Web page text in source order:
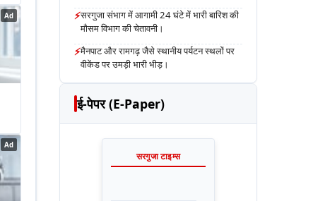
Ad
Ad
⚡सरगुजा संभाग में आगामी 24 घंटे में भारी बारिश की
मौसम विभाग की चेतावनी।
⚡मैनपाट और रामगढ़ जैसे स्थानीय पर्यटन स्थलों पर
वीकेंड पर उमड़ी भारी भीड़।
ई-पेपर (E-Paper)
सरगुजा टाइम्स